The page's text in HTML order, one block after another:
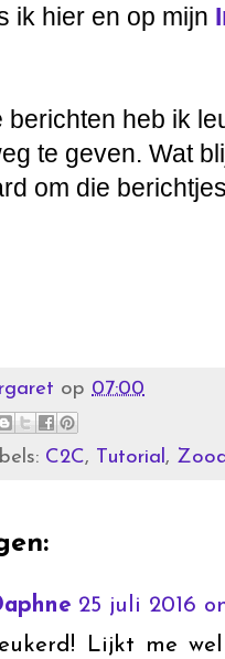
ik hier en op mijn
berichten heb ik
te geven. Wat
om die
op 07:00
C2C, Tutorial,
25 juli 2016
Lijkt me